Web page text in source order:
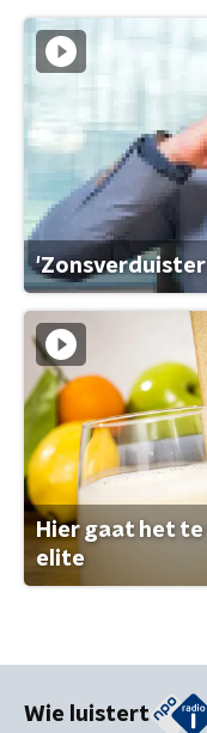
Hier gaat het
elite
Wie luistert